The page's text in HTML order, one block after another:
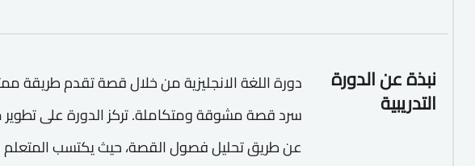
نبذة عن الدورة
التدريبية
دورة اللغة الانجليزية من خلال قصة تقدم طريقة
سرد قصة مشوقة ومتكاملة. تركز الدورة على تطوير
عن طريق تحليل فصول القصة، حيث يكتسب